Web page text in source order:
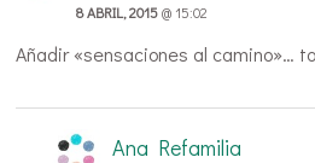
8 ABRIL, 2015@ 15:02
Añadir «sensaciones al camino»…
Ana Refamilia